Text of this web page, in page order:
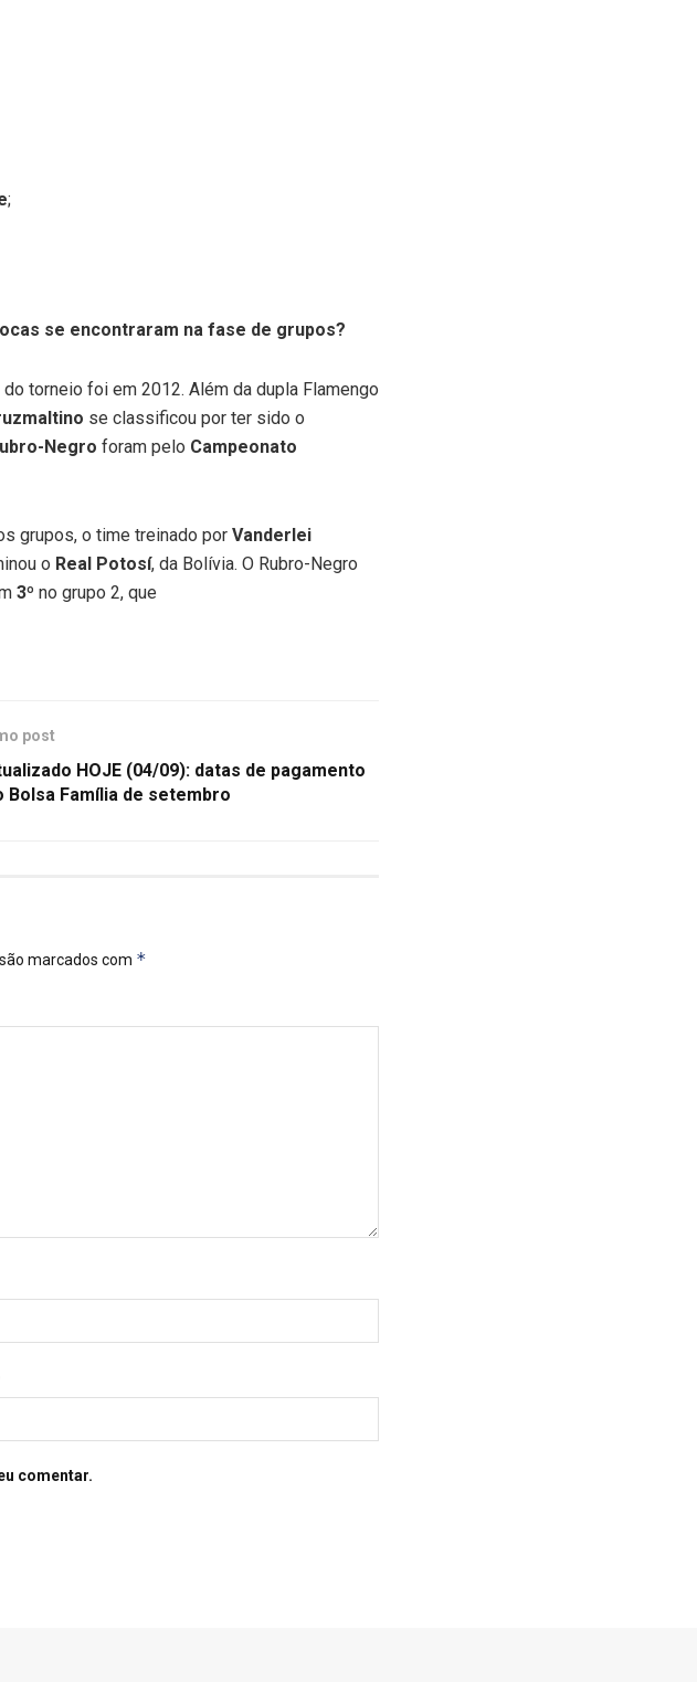
;
se encontraram na fase de grupos?
torneio foi em 2012. Além da dupla Flamengo
se classificou por ter sido o
Negro foram pelo Campeonato
grupos, o time treinado por Vanderlei
o Real Potosí, da Bolívia. O Rubro-Negro
3º no grupo 2, que
post
HOJE (04/09): datas de pagamento
Bolsa Família de setembro
marcados com *
comentar.